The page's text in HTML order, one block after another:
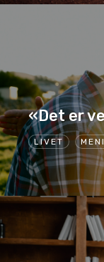
LIVET
«Det er